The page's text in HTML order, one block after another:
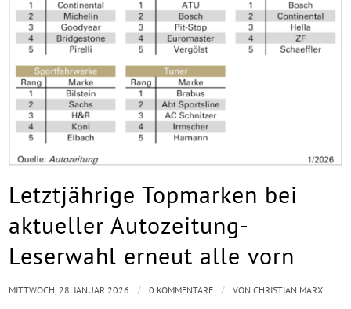
Letztjährige Topmarken bei
aktueller Autozeitung-
Leserwahl erneut alle vorn
MITTWOCH, 28. JANUAR 2026 / 0 KOMMENTARE / VONCHRISTIAN MARX